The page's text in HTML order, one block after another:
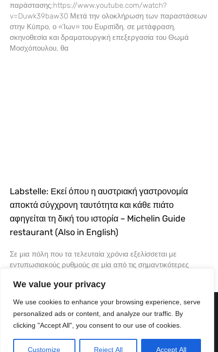
We value your privacy
We use cookies to enhance your browsing experience, serve
personalized ads or content, and analyze our traffic. By
clicking "Accept All", you consent to our use of cookies.
Customize Reject All Accept All
παράστασης:https://www.youtube.com/watch?
v=Duwk39baw30 Μετά την ολοκλήρωση των παραστάσεων
στην Κύπρο, ο «Ίων» του Ευριπίδη, σε μετάφραση,
σκηνοθεσία και δραματουργική επεξεργασία του Θωμά
Μοσχόπουλου, θα
Labstelle: Εκεί όπου η αυστριακή γαστρονομία
αποκτά σύγχρονη ταυτότητα και κάθε πιάτο
αφηγείται τη δική του ιστορία – Michelin Guide
restaurant (Also in English)
Σε μια πόλη που τα τελευταία χρόνια εξελίσσεται με
εντυπωσιακούς ρυθμούς σε μία από τις σημαντικότερες
εστιατόρια που δεν ακολουθούν